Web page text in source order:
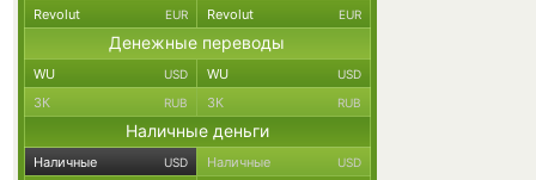
Revolut EUR Revolut EUR
Денежные переводы
WU USD WU USD
ЗК RUB ЗК RUB
Наличные деньги
Наличные USD Наличные USD